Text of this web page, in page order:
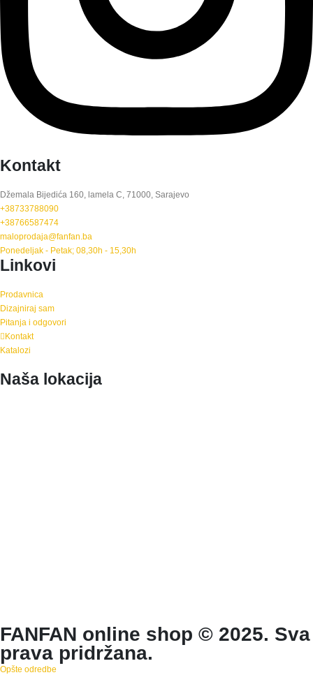
Kontakt
Džemala Bijedića 160, lamela C, 71000, Sarajevo
+38733788090
+38766587474
maloprodaja@fanfan.ba
Ponedeljak - Petak; 08,30h - 15,30h
Linkovi
Prodavnica
Dizajniraj sam
Pitanja i odgovori
Kontakt
Katalozi
Naša lokacija
FANFAN online shop © 2025. Sva
prava pridržana.
Opšte odredbe